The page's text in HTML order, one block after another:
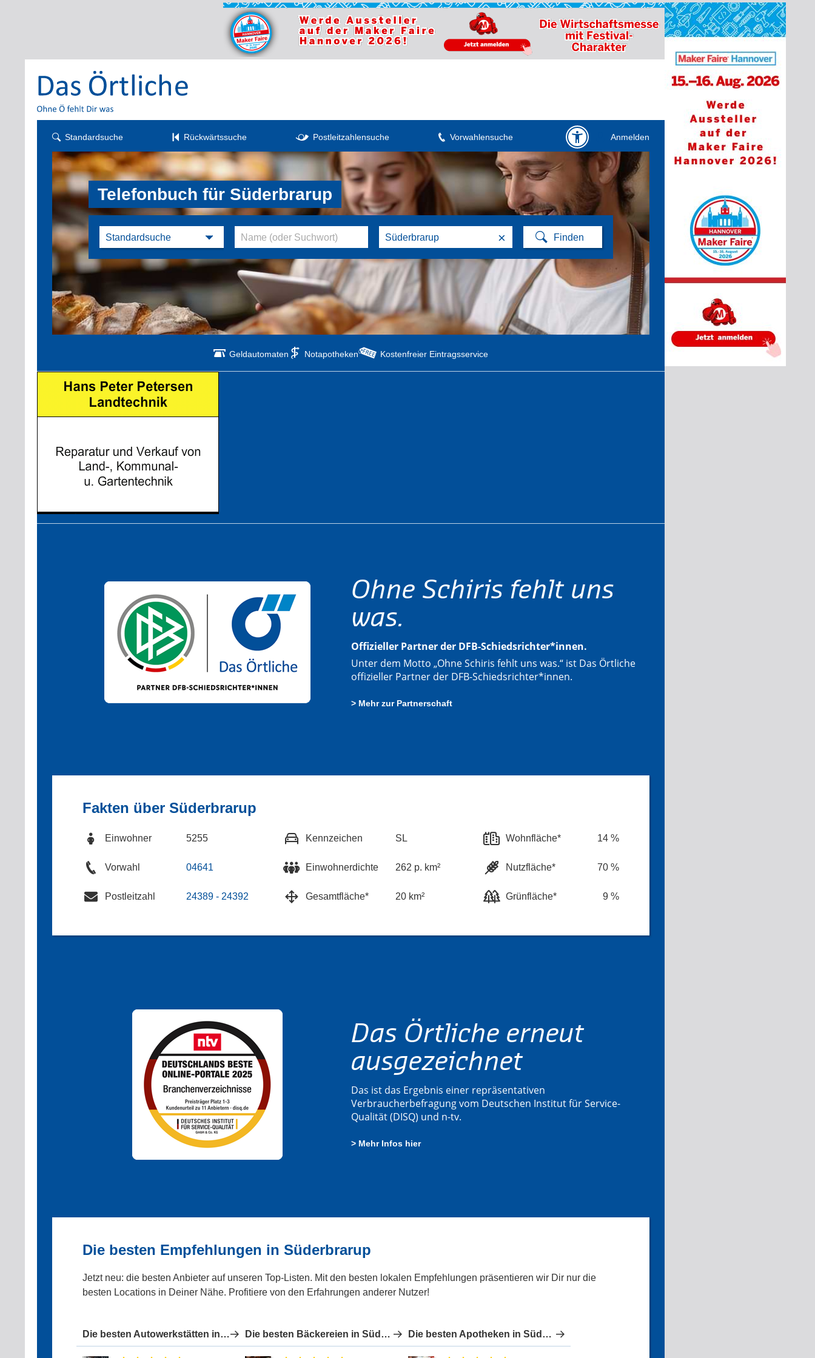
Standardsuche Rückwärtssuche Postleitzahlensuche Vorwahlensuche Anmelden
Telefonbuch für Süderbrarup
×
Geldautomaten Notapotheken Kostenfreier Eintragsservice
Ohne Schiris fehlt uns
was.
Offizieller Partner der DFB-Schiedsrichter*innen.
Unter dem Motto „Ohne Schiris fehlt uns was.“ ist Das Örtliche
offizieller Partner der DFB-Schiedsrichter*innen.
> Mehr zur Partnerschaft
Fakten über Süderbrarup
Einwohner 5255
Vorwahl 04641
Postleitzahl 24389 - 24392
Kennzeichen SL
Einwohnerdichte 262 p. km²
Gesamtfläche* 20 km²
Wohnfläche* 14 %
Nutzfläche* 70 %
Grünfläche* 9 %
Das Örtliche erneut
ausgezeichnet
Das ist das Ergebnis einer repräsentativen
Verbraucherbefragung vom Deutschen Institut für Service-
Qualität (DISQ) und n-tv.
> Mehr Infos hier
Die besten Empfehlungen in Süderbrarup
Jetzt neu: die besten Anbieter auf unseren Top-Listen. Mit den besten lokalen Empfehlungen präsentieren wir Dir nur die
besten Locations in Deiner Nähe. Profitiere von den Erfahrungen anderer Nutzer!
Die besten Autowerkstätten in Süderbrarup Die besten Bäckereien in Süderbrarup Die besten Apotheken in Süderbrarup